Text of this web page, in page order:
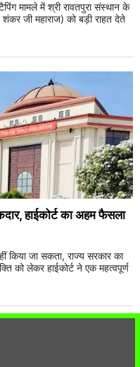
मामले में श्री रावतपुरा संस्थान के
जी महाराज) को बड़ी राहत देते
हाईकोर्ट का अहम फैसला
किया जा सकता, राज्य सरकार का
को लेकर हाईकोर्ट ने एक महत्वपूर्ण